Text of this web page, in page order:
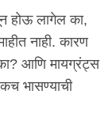
होऊ लागेल का,
नाही. कारण
आणि मायग्रंट्स
भासण्याची